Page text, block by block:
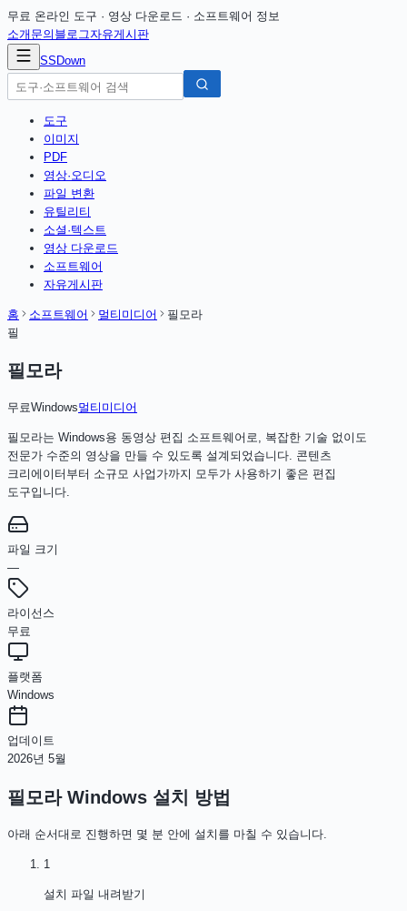
무료 온라인 도구 · 영상 다운로드 · 소프트웨어 정보
소개 문의 블로그자유게시판
SSDown
도구
이미지
PDF
영상·오디오
파일 변환
유틸리티
소셜·텍스트
영상 다운로드
소프트웨어
자유게시판
홈 소프트웨어 멀티미디어
필모라
필
필모라
무료Windows멀티미디어
필모라는 Windows용 동영상 편집 소프트웨어로, 복잡한 기술 없이도
전문가 수준의 영상을 만들 수 있도록 설계되었습니다. 콘텐츠
크리에이터부터 소규모 사업가까지 모두가 사용하기 좋은 편집
도구입니다.
파일 크기
—
라이선스
무료
플랫폼
Windows
업데이트
2026년 5월
필모라 Windows 설치 방법
아래 순서대로 진행하면 몇 분 안에 설치를 마칠 수 있습니다.
1
설치 파일 내려받기